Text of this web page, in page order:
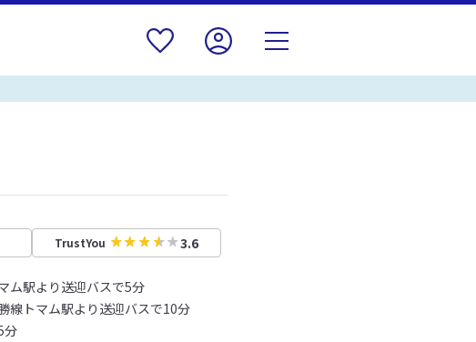
TrustYou 3.6
ム駅より送迎バスで5分
線トマム駅より送迎バスで10分
分